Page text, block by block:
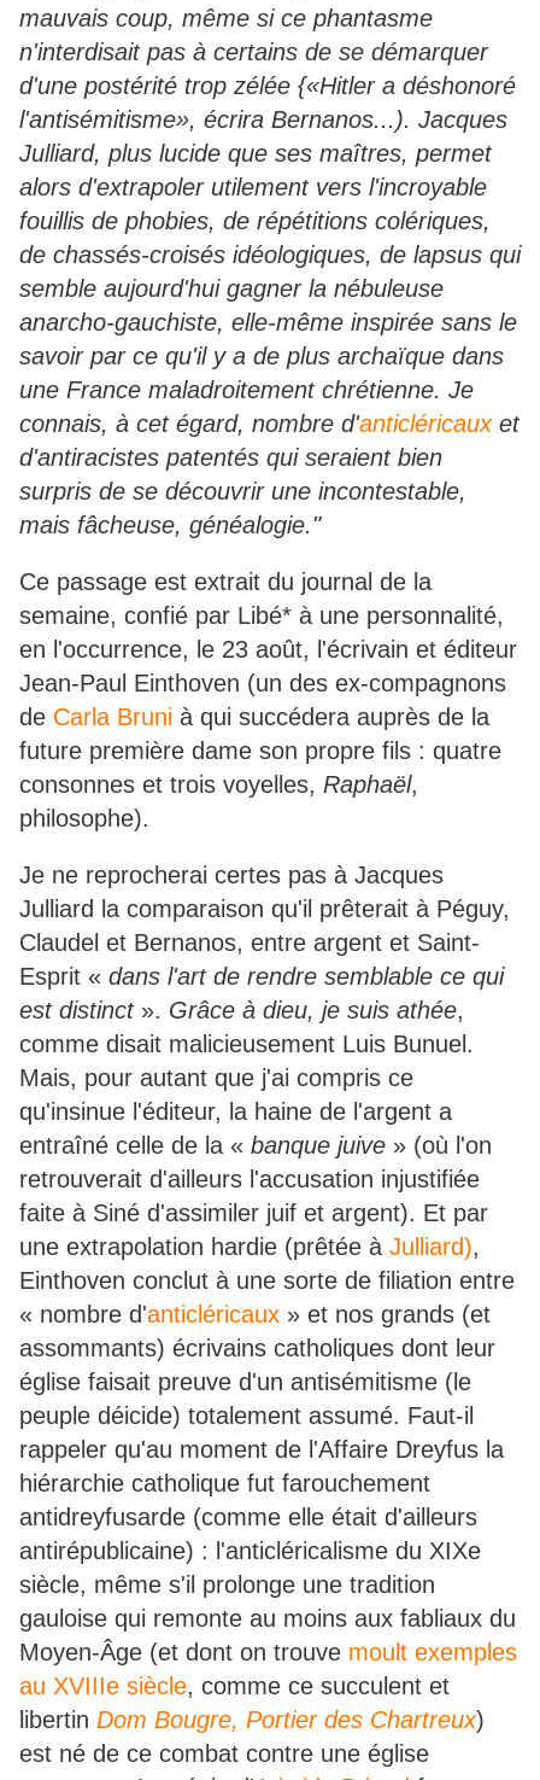
mauvais coup, même si ce phantasme
n'interdisait pas à certains de se démarquer
d'une postérité trop zélée {«Hitler a déshonoré
l'antisémitisme», écrira Bernanos...). Jacques
Julliard, plus lucide que ses maîtres, permet
alors d'extrapoler utilement vers l'incroyable
fouillis de phobies, de répétitions colériques,
de chassés-croisés idéologiques, de lapsus qui
semble aujourd'hui gagner la nébuleuse
anarcho-gauchiste, elle-même inspirée sans le
savoir par ce qu'il y a de plus archaïque dans
une France maladroitement chrétienne. Je
connais, à cet égard, nombre d'anticléricaux et
d'antiracistes patentés qui seraient bien
surpris de se découvrir une incontestable,
mais fâcheuse, généalogie."
Ce passage est extrait du journal de la
semaine, confié par Libé* à une personnalité,
en l'occurrence, le 23 août, l'écrivain et éditeur
Jean-Paul Einthoven (un des ex-compagnons
de Carla Bruni à qui succédera auprès de la
future première dame son propre fils : quatre
consonnes et trois voyelles, Raphaël,
philosophe).
Je ne reprocherai certes pas à Jacques
Julliard la comparaison qu'il prêterait à Péguy,
Claudel et Bernanos, entre argent et Saint-
Esprit « dans l'art de rendre semblable ce qui
est distinct ». Grâce à dieu, je suis athée,
comme disait malicieusement Luis Bunuel.
Mais, pour autant que j'ai compris ce
qu'insinue l'éditeur, la haine de l'argent a
entraîné celle de la « banque juive » (où l'on
retrouverait d'ailleurs l'accusation injustifiée
faite à Siné d'assimiler juif et argent). Et par
une extrapolation hardie (prêtée à Julliard),
Einthoven conclut à une sorte de filiation entre
« nombre d'anticléricaux » et nos grands (et
assommants) écrivains catholiques dont leur
église faisait preuve d'un antisémitisme (le
peuple déicide) totalement assumé. Faut-il
rappeler qu'au moment de l'Affaire Dreyfus la
hiérarchie catholique fut farouchement
antidreyfusarde (comme elle était d'ailleurs
antirépublicaine) : l'anticléricalisme du XIXe
siècle, même s'il prolonge une tradition
gauloise qui remonte au moins aux fabliaux du
Moyen-Âge (et dont on trouve moult exemples
au XVIIIe siècle, comme ce succulent et
libertin Dom Bougre, Portier des Chartreux)
est né de ce combat contre une église